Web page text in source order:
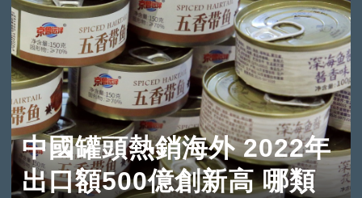
中國罐頭熱銷海外 2022年
出口額500億創新高 哪類